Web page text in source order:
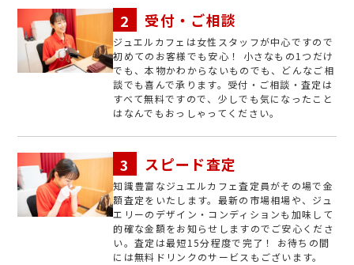
受付・ご相談
ジュエルカフェは女性スタッフが中心ですので
初めてのお客様でも安心！ 小さなもの1つだけ
でも、本物かわからないものでも、どんなご相
談でも喜んで承ります。受付・ご相談・査定は
すべて無料ですので、少しでも気になったこと
はなんでもおっしゃってください。
スピード査定
知識豊富なジュエルカフェ査定員がその場で金
額査定をいたします。最新の市場相場や、ジュ
エリーのデザイン・コンディションも加味して
的確な金額をお知らせしますのでご安心くださ
い。査定は最短15分程度で完了！ お待ちの間
には無料ドリンクのサービスもございます。